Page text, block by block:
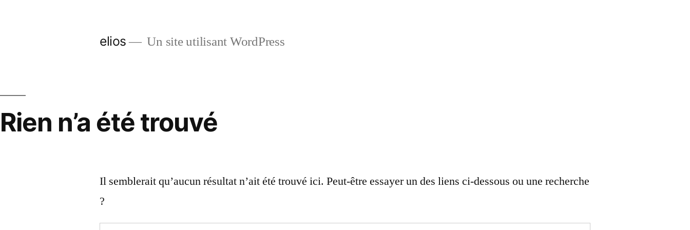
elios Un site utilisant WordPress
Rien n’a été trouvé
Il semblerait qu’aucun résultat n’ait été trouvé ici. Peut-être essayer un des liens ci-dessous ou une recherche
?